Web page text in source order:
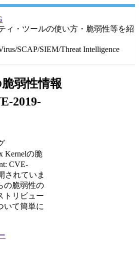
ィ・ツールの使い方・脆弱性等を紹
SCAP/SIEM/Threat Intelligence
弱性情報
2019-
Kernelの脆
CVE-
されていま
の脆弱性の
トリビュー
いて簡単に